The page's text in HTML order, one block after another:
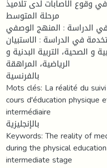
وقوع الاصابات لدى تلاميذ
مرحلة المتوسط
في الدراسة : المنهج الوصفي
في الدراسة : الاستبيان
و الصحية، التربية البدنية و
الرياضية، المراهقة
بالفرنسية
Mots clés: La réalité du
cours d'éducation physique
intermédiaire
بالإنجليزية
Keywords: The reality of
during the physical
intermediate stage